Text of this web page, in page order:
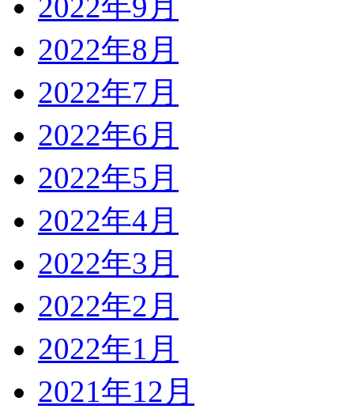
2022年8月
2022年7月
2022年6月
2022年5月
2022年4月
2022年3月
2022年2月
2022年1月
2021年12月